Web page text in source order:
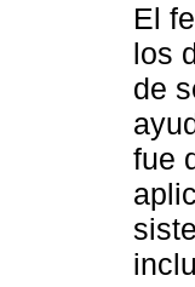
El
los
de
fue